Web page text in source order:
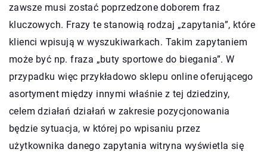
zawsze musi zostać poprzedzone doborem fraz
kluczowych. Frazy te stanowią rodzaj „zapytania”, które
klienci wpisują w wyszukiwarkach. Takim zapytaniem
może być np. fraza „buty sportowe do biegania”. W
przypadku więc przykładowo sklepu online oferującego
asortyment między innymi właśnie z tej dziedziny,
celem działań działań w zakresie pozycjonowania
będzie sytuacja, w której po wpisaniu przez
użytkownika danego zapytania witryna wyświetla się